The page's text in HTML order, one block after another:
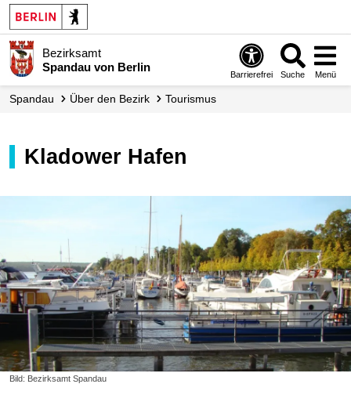
Bezirksamt
Spandau von Berlin
Barrierefrei Suche Menü
Spandau Über den Bezirk Tourismus
Kladower Hafen
Bild: Bezirksamt Spandau